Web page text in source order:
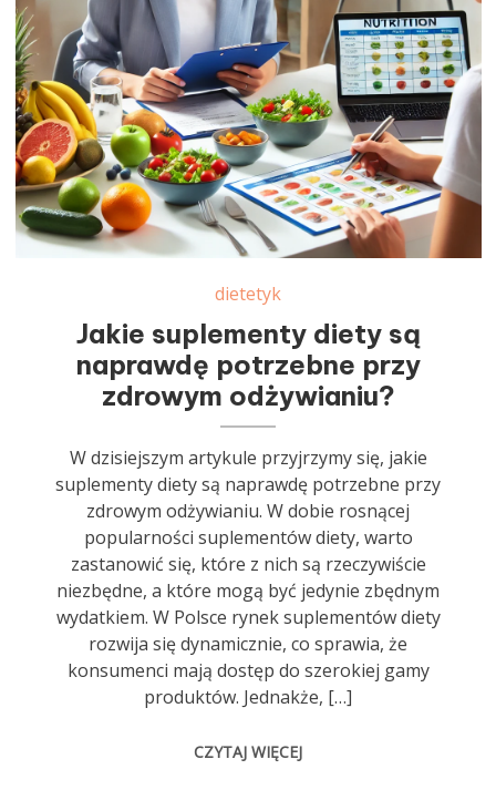
dietetyk
Jakie suplementy diety są
naprawdę potrzebne przy
zdrowym odżywianiu?
W dzisiejszym artykule przyjrzymy się, jakie
suplementy diety są naprawdę potrzebne przy
zdrowym odżywianiu. W dobie rosnącej
popularności suplementów diety, warto
zastanowić się, które z nich są rzeczywiście
niezbędne, a które mogą być jedynie zbędnym
wydatkiem. W Polsce rynek suplementów diety
rozwija się dynamicznie, co sprawia, że
konsumenci mają dostęp do szerokiej gamy
produktów. Jednakże, […]
CZYTAJ WIĘCEJ